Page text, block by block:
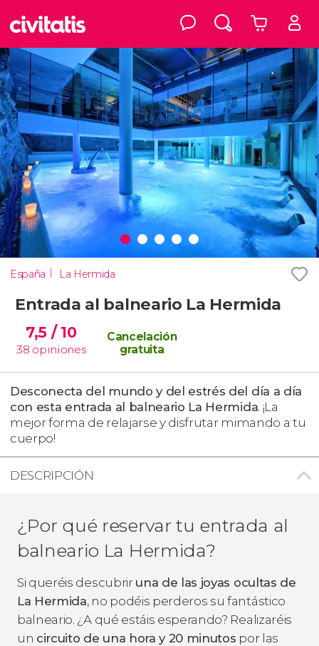
España La Hermida
Entrada al balneario La Hermida
7,5 / 10
38 opiniones
Cancelación
gratuita
Desconecta del mundo y del estrés del día a día
con esta entrada al balneario La Hermida. ¡La
mejor forma de relajarse y disfrutar mimando a tu
cuerpo!
DESCRIPCIÓN
¿Por qué reservar tu entrada al
balneario La Hermida?
Si queréis descubrir una de las joyas ocultas de
La Hermida, no podéis perderos su fantástico
balneario. ¿A qué estáis esperando? Realizaréis
un circuito de una hora y 20 minutos por las